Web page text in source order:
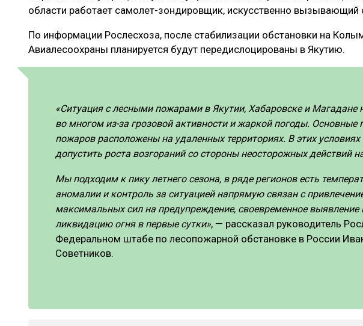
ЭКСПЕРТНОЕ МНЕНИЕ
области работает самолет-зондировщик, искусственно вызывающий
По информации Рослесхоза, после стабилизации обстановки на
Авиалесоохраны планируется будут передислоцированы в Якутию.
«Ситуация с лесными пожарами в Якутии, Хабаровске и Магадане
во многом из-за грозовой активности и жаркой погоды. Основные
пожаров расположены на удаленных территориях. В этих
допустить роста возгораний со стороны неосторожных действий
Мы подходим к пику летнего сезона, в ряде регионов есть
аномалии и контроль за ситуацией напрямую связан с
максимальных сил на предупреждение, своевременное выявление
ликвидацию огня в первые сутки», — рассказал руководитель
Федеральном штабе по лесопожарной обстановке в России
Советников.